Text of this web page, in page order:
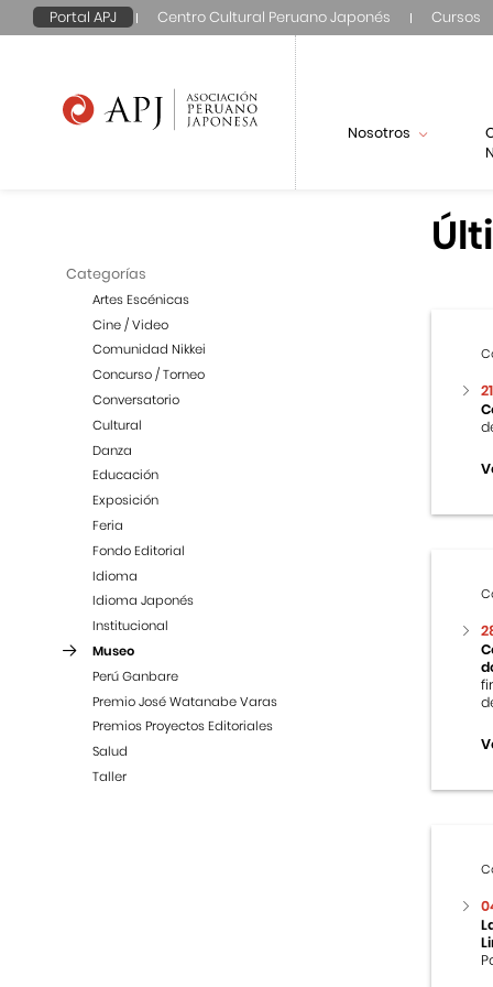
Portal APJ Centro Cultural Peruano Japonés Cursos
Nosotros
Categorías
Artes Escénicas
Cine / Video
Comunidad Nikkei
Concurso / Torneo
Conversatorio
Cultural
Danza
Educación
Exposición
Feria
Fondo Editorial
Idioma
Idioma Japonés
Institucional
Museo
Perú Ganbare
Premio José Watanabe Varas
Premios Proyectos Editoriales
Salud
Taller